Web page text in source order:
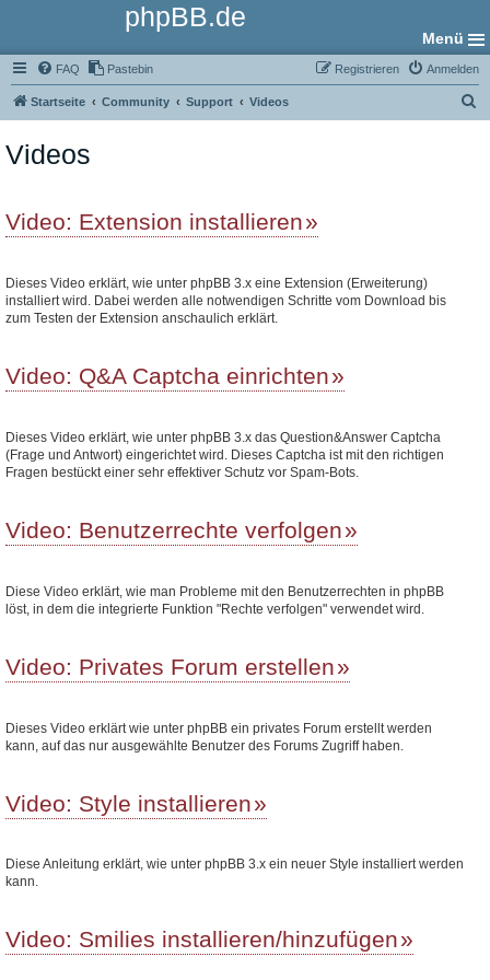
phpBB.de
Menü
FAQ Pastebin Anmelden
Registrieren
Startseite Community Support Videos
Videos
Video: Extension installieren
Dieses Video erklärt, wie unter phpBB 3.x eine Extension (Erweiterung)
installiert wird. Dabei werden alle notwendigen Schritte vom Download bis
zum Testen der Extension anschaulich erklärt.
Video: Q&A Captcha einrichten
Dieses Video erklärt, wie unter phpBB 3.x das Question&Answer Captcha
(Frage und Antwort) eingerichtet wird. Dieses Captcha ist mit den richtigen
Fragen bestückt einer sehr effektiver Schutz vor Spam-Bots.
Video: Benutzerrechte verfolgen
Diese Video erklärt, wie man Probleme mit den Benutzerrechten in phpBB
löst, in dem die integrierte Funktion "Rechte verfolgen" verwendet wird.
Video: Privates Forum erstellen
Dieses Video erklärt wie unter phpBB ein privates Forum erstellt werden
kann, auf das nur ausgewählte Benutzer des Forums Zugriff haben.
Video: Style installieren
Diese Anleitung erklärt, wie unter phpBB 3.x ein neuer Style installiert werden
kann.
Video: Smilies installieren/hinzufügen